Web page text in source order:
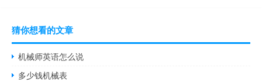
猜你想看的文章
机械师英语怎么说
多少钱机械表